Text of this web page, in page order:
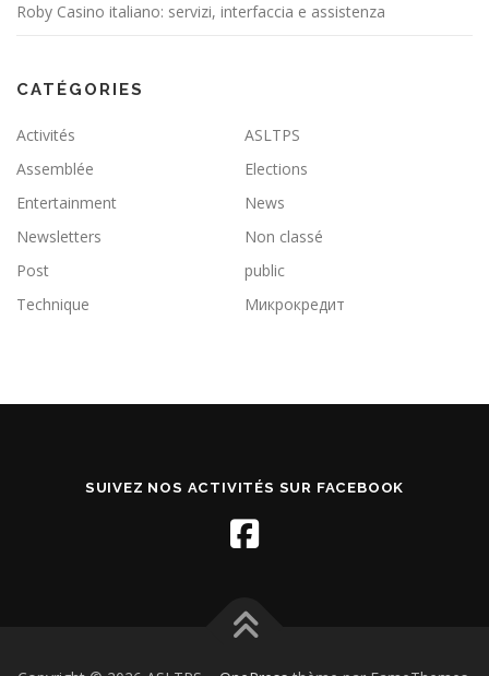
Roby Casino italiano: servizi, interfaccia e assistenza
CATÉGORIES
Activités
ASLTPS
Assemblée
Elections
Entertainment
News
Newsletters
Non classé
Post
public
Technique
Микрокредит
SUIVEZ NOS ACTIVITÉS SUR FACEBOOK